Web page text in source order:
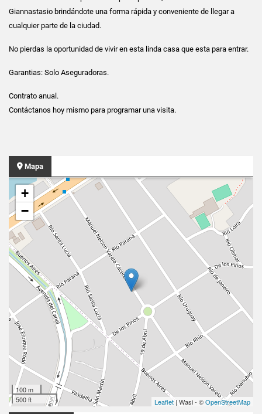
Giannastasio brindándote una forma rápida y conveniente de llegar a
cualquier parte de la ciudad.
No pierdas la oportunidad de vivir en esta linda casa que esta para entrar.
Garantias: Solo Aseguradoras.
Contrato anual.
Contáctanos hoy mismo para programar una visita.
Mapa
+
−
100 m
500 ft
Leaflet | Wasi - ©OpenStreetMap